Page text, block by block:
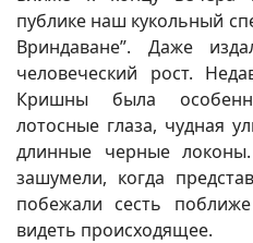
публике наш кукольный
Вриндаване”. Даже
человеческий рост.
Кришны была
лотосные глаза, чудная
длинные черные
зашумели, когда
побежали сесть
видеть происходящее.